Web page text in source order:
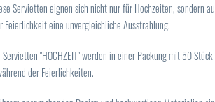
Servietten eignen sich nicht nur für Hochzeiten, sondern
Feierlichkeit eine unvergleichliche Ausstrahlung.
Servietten "HOCHZEIT" werden in einer Packung mit 50
der Feierlichkeiten.